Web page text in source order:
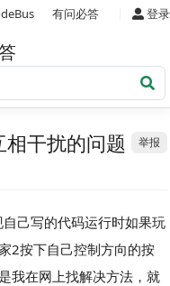
有问必答 登录
举报
干扰的问题
己写的代码运行时如果玩
2按下自己控制方向的按
我在网上找解决方法，就